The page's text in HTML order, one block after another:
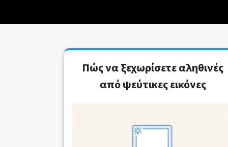
Πώς να ξεχωρίσετε αληθινές
από ψεύτικες εικόνες